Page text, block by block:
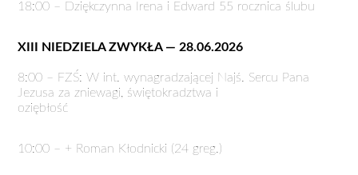
18:00 – Dziękczynna Irena i Edward 55 rocznica ślubu
XIII NIEDZIELA ZWYKŁA — 28.06.2026
8:00 – FZŚ: W int. wynagradzającej Najś. Sercu Pana
Jezusa za zniewagi, świętokradztwa i
oziębłość
10:00 – + Roman Kłodnicki (24 greg.)